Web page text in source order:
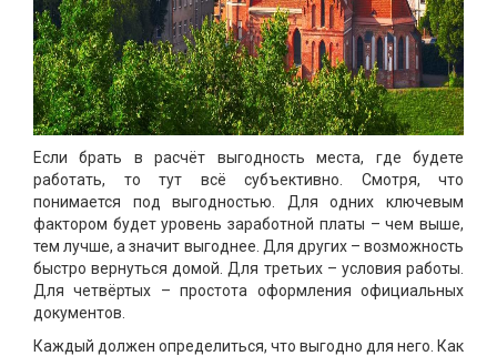
Если брать в расчёт выгодность места, где будете
работать, то тут всё субъективно. Смотря, что
понимается под выгодностью. Для одних ключевым
фактором будет уровень заработной платы – чем выше,
тем лучше, а значит выгоднее. Для других – возможность
быстро вернуться домой. Для третьих – условия работы.
Для четвёртых – простота оформления официальных
документов.
Каждый должен определиться, что выгодно для него. Как